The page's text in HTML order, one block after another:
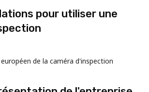
pour utiliser une